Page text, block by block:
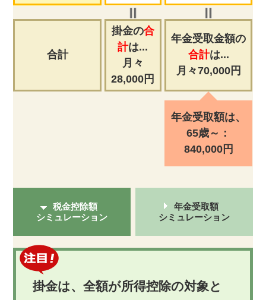
合計
掛金の合
計は...
月々
28,000 円
年金受取金額の
合計は...
月々70,000円
年金受取額は、
65歳～ ：
840,000円
税金控除額
シミュレーション
年金受取額
シミュレーション
掛金は、全額が所得控除の対象と